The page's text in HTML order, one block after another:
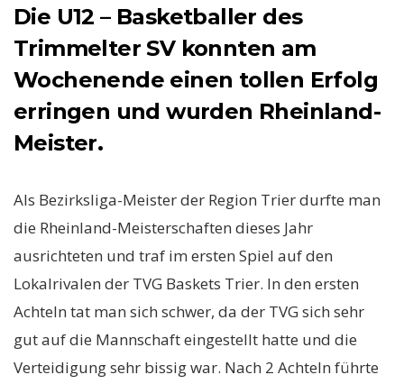
Die U12 – Basketballer des
Trimmelter SV konnten am
Wochenende einen tollen Erfolg
erringen und wurden Rheinland-
Meister.
Als Bezirksliga-Meister der Region Trier durfte man
die Rheinland-Meisterschaften dieses Jahr
ausrichteten und traf im ersten Spiel auf den
Lokalrivalen der TVG Baskets Trier. In den ersten
Achteln tat man sich schwer, da der TVG sich sehr
gut auf die Mannschaft eingestellt hatte und die
Verteidigung sehr bissig war. Nach 2 Achteln führte